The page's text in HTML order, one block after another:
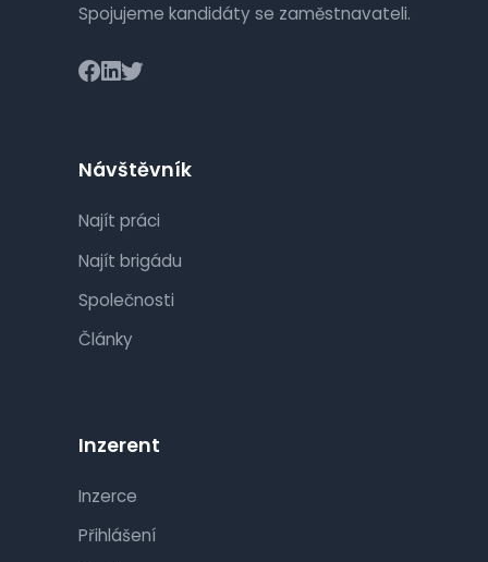
Spojujeme kandidáty se zaměstnavateli.
Návštěvník
Najít práci
Najít brigádu
Společnosti
Články
Inzerent
Inzerce
Přihlášení